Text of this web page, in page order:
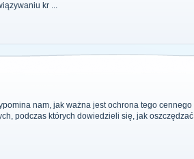
kr ...
nam, jak ważna jest ochrona tego cennego
podczas których dowiedzieli się, jak oszczędzać